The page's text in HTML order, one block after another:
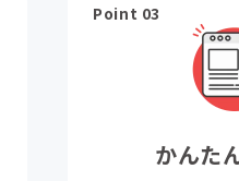
Point 03
かんた